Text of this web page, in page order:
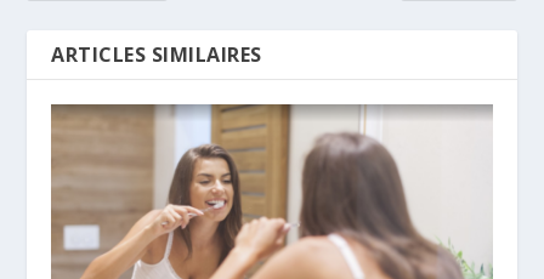
ARTICLES SIMILAIRES